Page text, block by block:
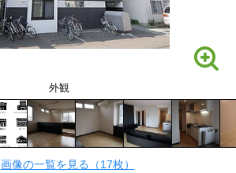
外観
画像の一覧を見る（17枚）